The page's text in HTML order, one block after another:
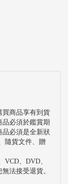
買商品享有到貨
必須於鑑賞期
品必須是全新狀
隨貨文件、贈
VCD、DVD、
法接受退貨。